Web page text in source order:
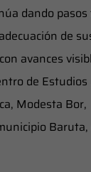
dando
de
avances
de Estudios
Modesta Bor,